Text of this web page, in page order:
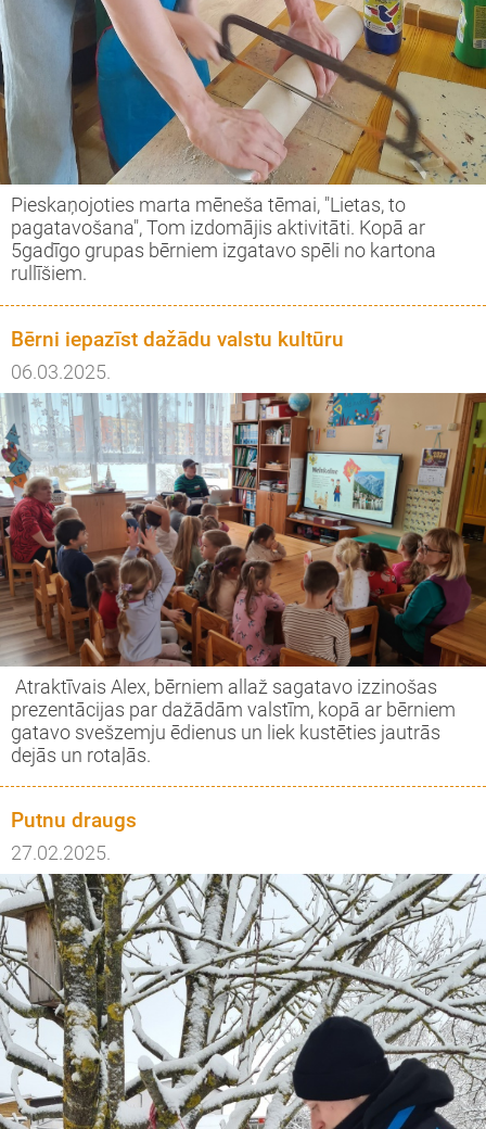
Pieskaņojoties marta mēneša tēmai, "Lietas, to
pagatavošana", Tom izdomājis aktivitāti. Kopā ar
5gadīgo grupas bērniem izgatavo spēli no kartona
rullīšiem.
Bērni iepazīst dažādu valstu kultūru
06.03.2025.
Atraktīvais Alex, bērniem allaž sagatavo izzinošas
prezentācijas par dažādām valstīm, kopā ar bērniem
gatavo svešzemju ēdienus un liek kustēties jautrās
dejās un rotaļās.
Putnu draugs
27.02.2025.